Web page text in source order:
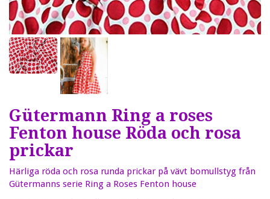
Gütermann Ring a roses
Fenton house Röda och rosa
prickar
Härliga röda och rosa runda prickar på vävt bomullstyg från
Gütermanns serie Ring a Roses Fenton house